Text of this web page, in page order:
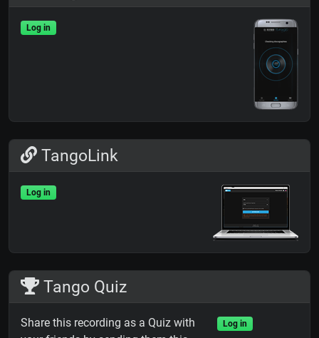
Log in
TangoLink
Log in
Tango Quiz
Share this recording as a Quiz with
Log in